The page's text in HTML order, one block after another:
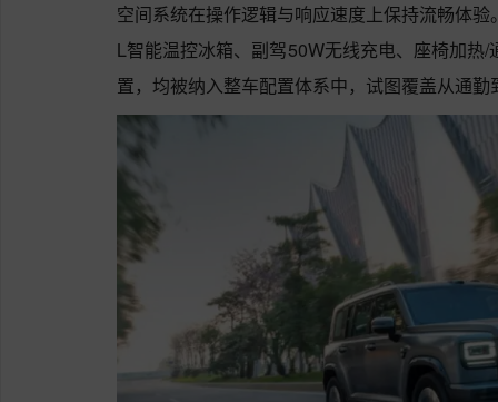
空间系统在操作逻辑与响应速度上保持流畅体
L智能温控冰箱、副驾50W无线充电、座椅加热
置，均被纳入整车配置体系中，试图覆盖从通